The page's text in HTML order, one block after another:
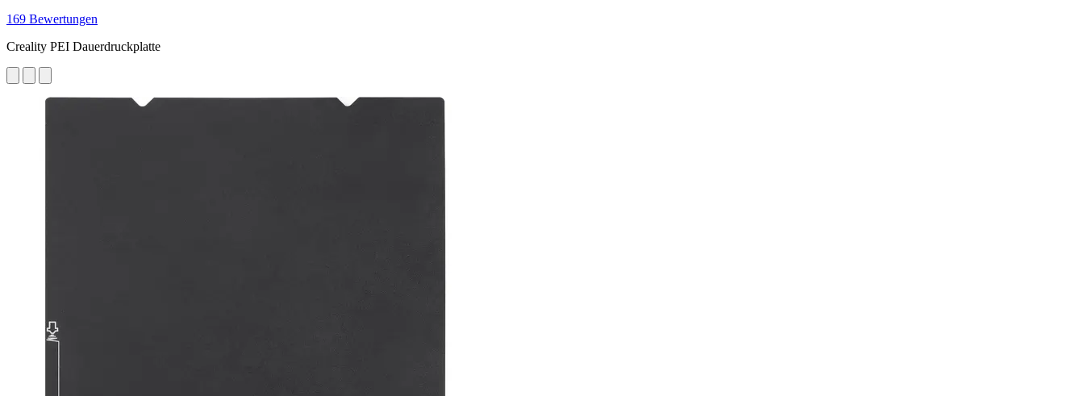
169 Bewertungen
Creality PEI Dauerdruckplatte